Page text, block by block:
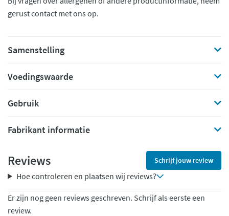
gerust contact met ons op.
Samenstelling
Voedingswaarde
Gebruik
Fabrikant informatie
Reviews Schrijf jouw review
Hoe controleren en plaatsen wij reviews?
Er zijn nog geen reviews geschreven. Schrijf als eerste een
review.